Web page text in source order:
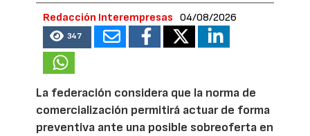
Redacción Interempresas 04/08/2026
347
La federación considera que la norma de
comercialización permitirá actuar de forma
preventiva ante una posible sobreoferta en